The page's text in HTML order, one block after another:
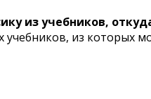
из учебников,
учебников, из которых